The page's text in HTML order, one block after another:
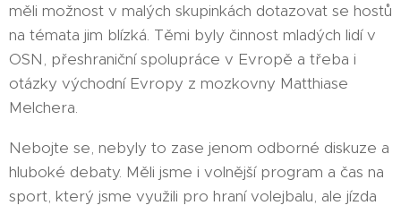
měli možnost v malých skupinkách dotazovat se hostů
na témata jim blízká. Těmi byly činnost mladých lidí v
OSN, přeshraniční spolupráce v Evropě a třeba i
otázky východní Evropy z mozkovny Matthiase
Melchera.
Nebojte se, nebyly to zase jenom odborné diskuze a
hluboké debaty. Měli jsme i volnější program a čas na
sport, který jsme využili pro hraní volejbalu, ale jízda